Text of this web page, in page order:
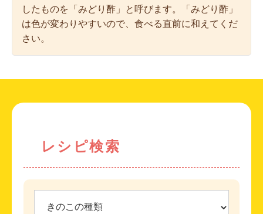
したものを「みどり酢」と呼びます。「みどり酢」
は色が変わりやすいので、食べる直前に和えてくだ
さい。
レシピ検索